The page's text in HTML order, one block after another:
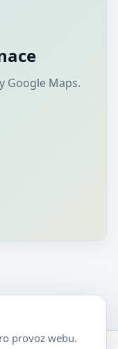
Google Maps.
provoz webu.